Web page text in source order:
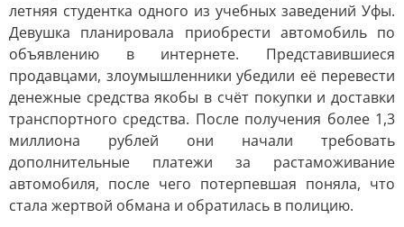
летняя студентка одного из учебных заведений Уфы.
Девушка планировала приобрести автомобиль по
объявлению в интернете. Представившиеся
продавцами, злоумышленники убедили её перевести
денежные средства якобы в счёт покупки и доставки
транспортного средства. После получения более 1,3
миллиона рублей они начали требовать
дополнительные платежи за растаможивание
автомобиля, после чего потерпевшая поняла, что
стала жертвой обмана и обратилась в полицию.